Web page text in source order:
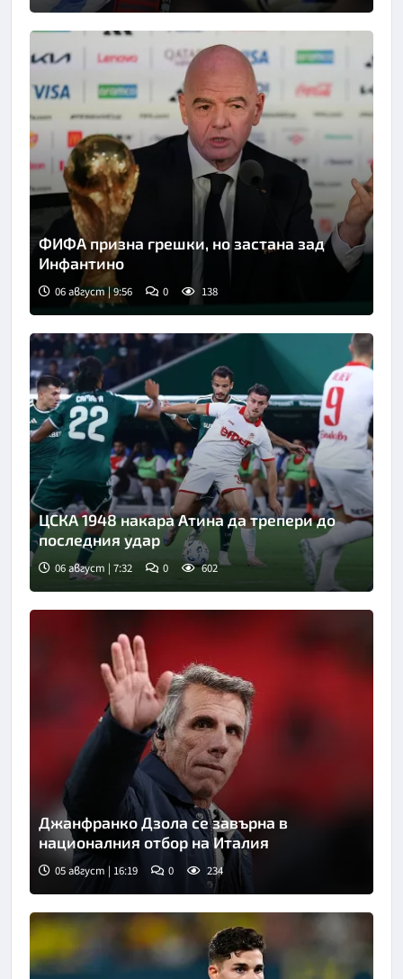
Снимка: Асошиейтед прес
ФИФА призна грешки, но застана зад
Инфантино
06 август | 9:56 0 138
ЦСКА 1948 накара Атина да трепери до
последния удар
06 август | 7:32 0 602
Снимка: goggle
Джанфранко Дзола се завърна в
националния отбор на Италия
05 август | 16:19 0 234